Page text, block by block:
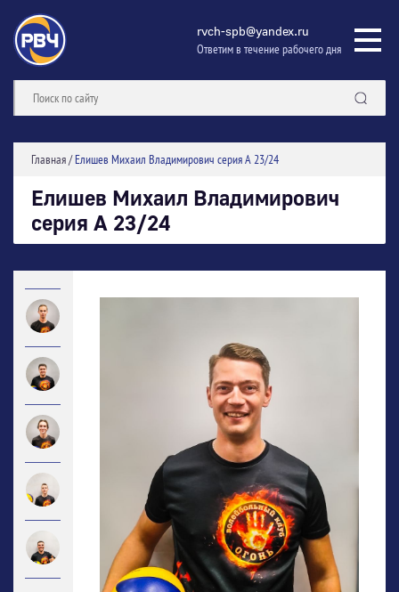
rvch-spb@yandex.ru
Ответим в течение рабочего дня
Главная/Елишев Михаил Владимирович серия А 23/24
Елишев Михаил Владимирович
серия А 23/24